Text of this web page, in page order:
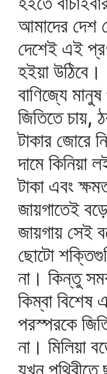
আমাদের দেশ
দেশেই এই
হইয়া উঠিবে।
বাণিজ্যে
জিতিতে চায়,
টাকার জোরে
দামে কিনিয়া
টাকা এবং
জায়গাতেই
জায়গায় সেই
ছোটো
না। কিন্তু
কিম্বা
পরস্পরকে
না। মিলিয়া